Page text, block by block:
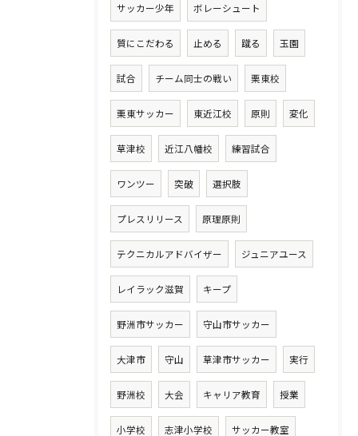
サッカー少年 ボレーシュート
質にこだわる 止める 蹴る 玉園
試合 チーム同士の戦い 栗東校
栗東サッカー 東近江校 原則 変化
草津校 近江八幡校 練習試合
ワンツー 突破 選択肢
プレスリリース 原理原則
テクニカルアドバイザー ジュニアユース
レイラック滋賀 キープ
野洲市サッカー 守山市サッカー
大津市 守山 草津市サッカー 実行
野洲校 大会 キャリア教育 授業
小学校 志津小学校 サッカー教室